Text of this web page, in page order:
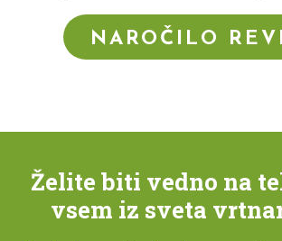
NAROČILO
Želite biti vedno na
vsem iz sveta